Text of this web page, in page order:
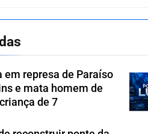
em represa de Paraíso
e mata homem de
de 7